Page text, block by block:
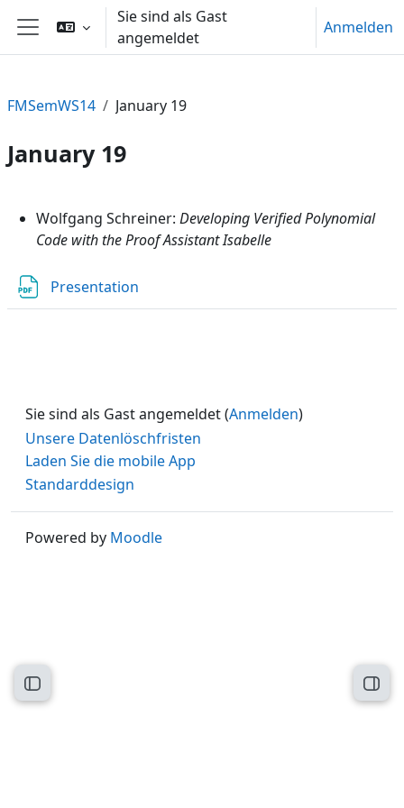
Zum Hauptinhalt
Website-Übersicht
Sie sind als Gast
angemeldet
Anmelden
Kursindex öffnen
FMSemWS14 January 19
January 19
Abschnittsübersicht
Wolfgang Schreiner: Developing Verified Polynomial
Code with the Proof Assistant Isabelle
Presentation
Sie sind als Gast angemeldet (Anmelden)
Unsere Datenlöschfristen
Laden Sie die mobile App
Standarddesign
Powered by Moodle